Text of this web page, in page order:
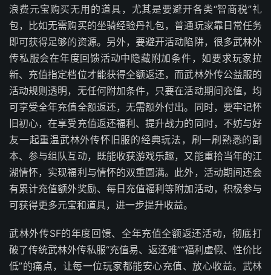
浪费元宝购买无用的道具，尤其是要避开各类“智商税”礼
包，比如无需购买的坐骑经验丹礼包，普通玩家靠日常任务
即可获得足够的资源。另外，要避开活动陷阱，很多武林外
传私服会在年度回馈活动中隐藏附加条件，如要求玩家拉
新、充值指定档位才能获得全额返还，而武林外传公益服的
活动规则透明，无任何附加条件，只要在活动期间充值，均
可享受全年充值全额返还，无需额外付出。同时，要牢记怀
旧初心，在享受充值返还福利、提升战力的同时，不妨与好
友一起重温武林外传怀旧服的经典玩法，刷一刷熟悉的副
本、参与组队互动，既能收获游戏乐趣，又能重拾当年的江
湖情怀，实现福利与情怀的双重圆满。此外，活动期间还会
有累计充值额外奖励、每日充值福利等附加活动，积极参与
可获得更多元宝和道具，进一步提升收益。
武林外传SF的年度回馈、全年充值全额返还活动，彻底打
破了传统武林外传私服“充值易、返还难”“福利虚假、性价比
低”的痛点，让每一位玩家都能安心充值、放心收益。武林